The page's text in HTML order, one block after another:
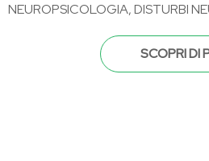
NEUROPSICOLOGIA, DISTURBI
SCOPRI DI